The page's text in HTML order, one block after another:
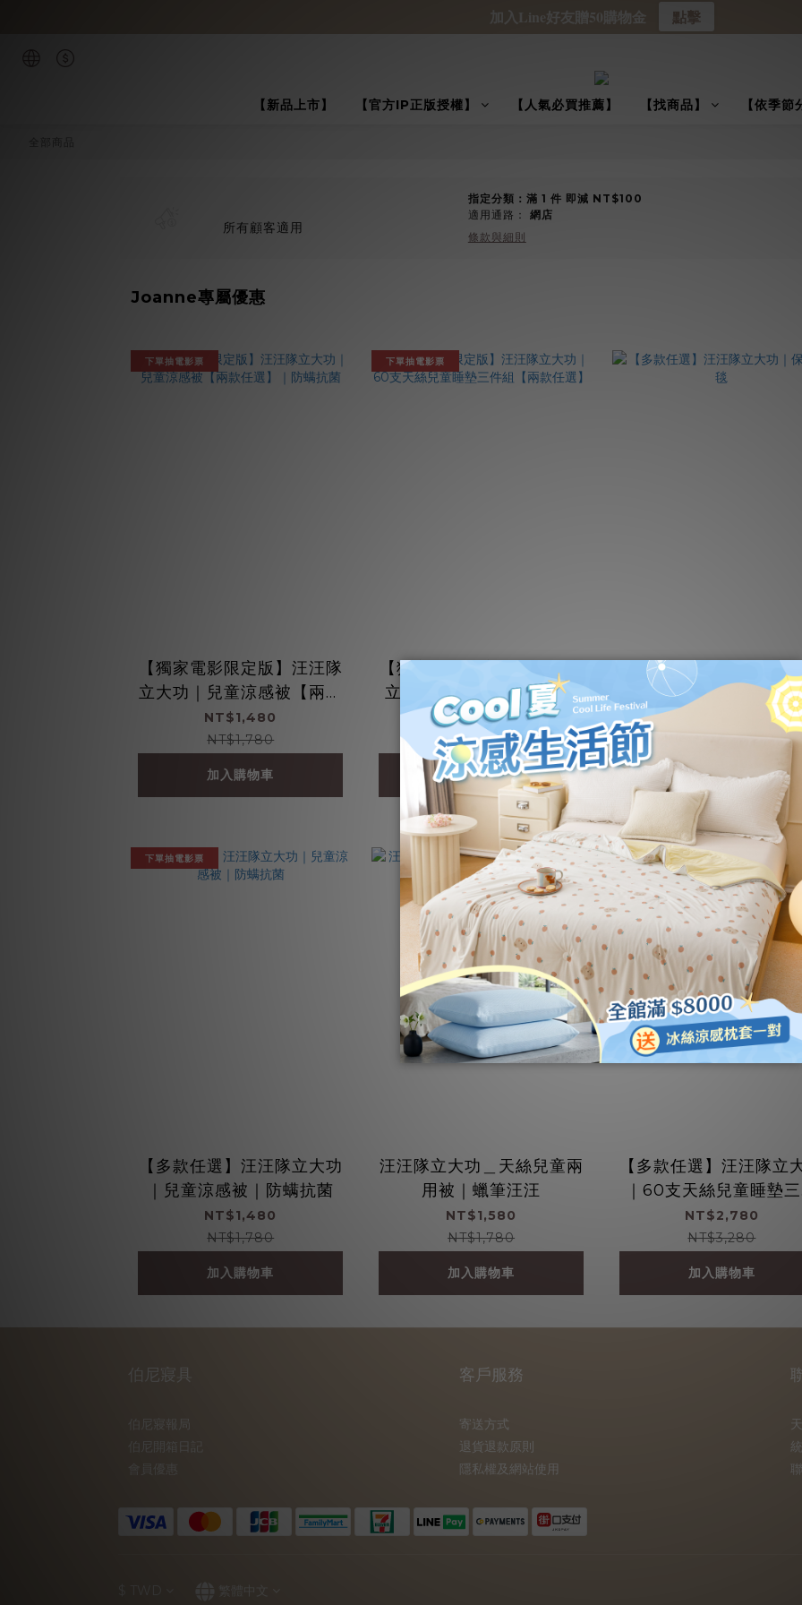
【新品上市】 【官方IP正版授權】 【人氣必買推薦】 【找商品】 【依季節
所有顧客適用
指定分類：滿 1 件 即減 NT$100
適用通路： 網店
條款與細則
Joanne專屬優惠
下單抽電影票
【獨家電影限定版】汪汪隊
立大功｜兒童涼感被【兩款
任選】｜防螨抗菌
NT$1,480
NT$1,780
加入購物車
下單抽電影票
【獨家電影限定版】汪汪隊
立大功｜60支天絲兒童睡
墊三件組【兩款任選】
NT$2,780
NT$3,280
加入購物車
【多款任選】汪汪隊立
｜保暖毛毯
NT$1,380
加入購物車
下單抽電影票
【多款任選】汪汪隊立大功
｜兒童涼感被｜防螨抗菌
NT$1,480
NT$1,780
加入購物車
汪汪隊立大功＿天絲兒童兩
用被｜蠟筆汪汪
NT$1,580
NT$1,780
加入購物車
下單抽電影票
【多款任選】汪汪隊立
｜60支天絲兒童睡墊
組
NT$2,780
NT$3,280
加入購物車
伯尼寢具
伯尼寢報局
伯尼開箱日記
會員優惠
客戶服務
寄送方式
退貨退款原則
隱私權及網站使用
加入Line好友贈50購物金 點擊